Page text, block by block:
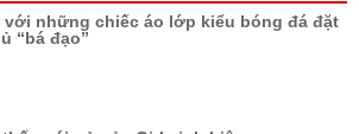
những chiếc áo lớp kiểu bóng đá đặt
“bá đạo”